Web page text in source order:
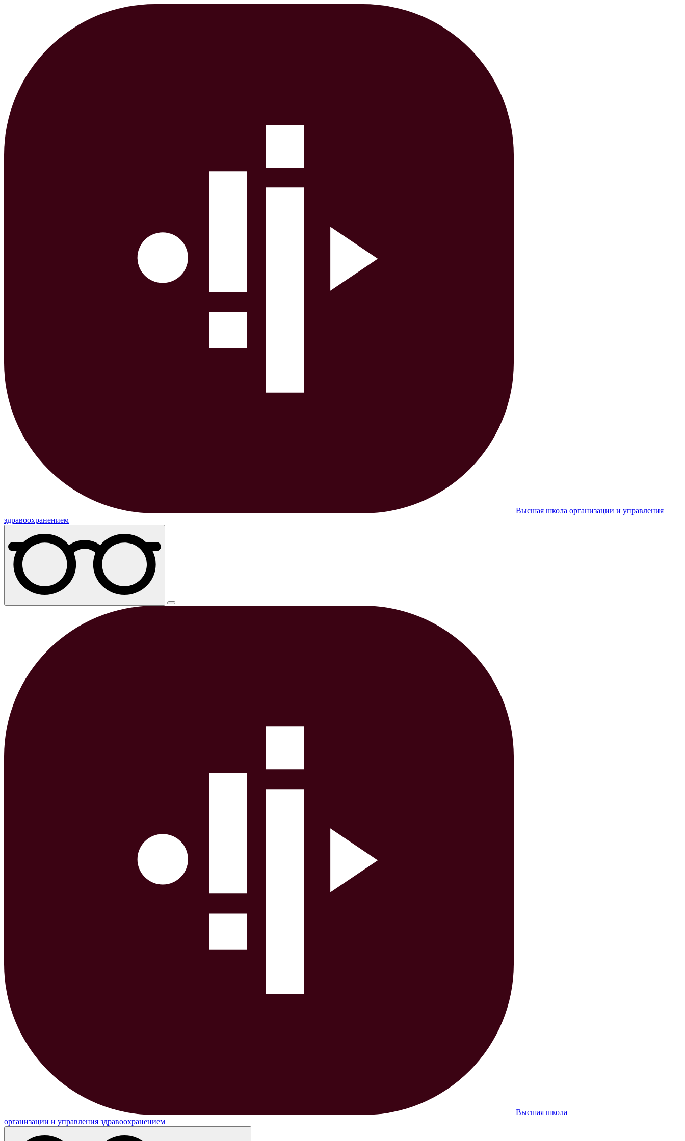
Высшая школа организации и управления
здравоохранением
Высшая школа
организации и управления здравоохранением